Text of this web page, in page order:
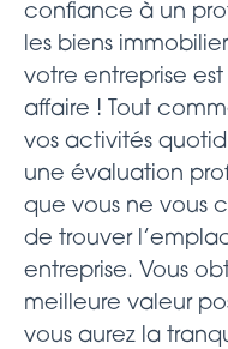
confiance à un
les biens
votre entreprise
affaire ! Tout
vos activités
une évaluation
que vous ne vous
de trouver
entreprise. Vous
meilleure valeur
vous aurez la